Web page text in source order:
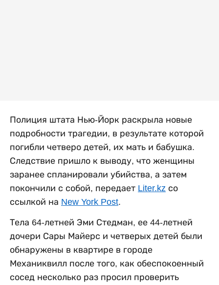
Полиция штата Нью-Йорк раскрыла новые
подробности трагедии, в результате которой
погибли четверо детей, их мать и бабушка.
Следствие пришло к выводу, что женщины
заранее спланировали убийства, а затем
покончили с собой, передает Liter.kz со
ссылкой на New York Post.
Тела 64-летней Эми Стедман, ее 44-летней
дочери Сары Майерс и четверых детей были
обнаружены в квартире в городе
Механиквилл после того, как обеспокоенный
сосед несколько раз просил проверить